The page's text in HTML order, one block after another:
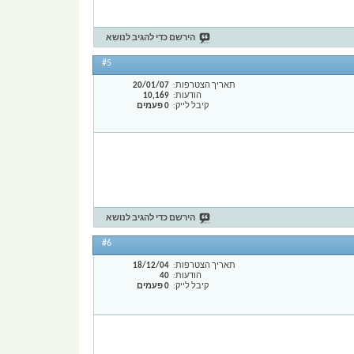
הירשם כדי להגיב לנושא
#5
תאריך הצטרפות
20/01/07
הודעות
10,169
קיבל לייק
0 פעמים
הירשם כדי להגיב לנושא
#6
תאריך הצטרפות
18/12/04
הודעות
40
קיבל לייק
0 פעמים